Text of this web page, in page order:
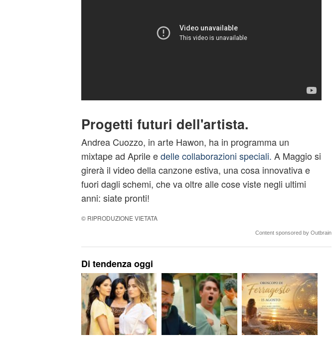
Progetti futuri dell'artista.
Andrea Cuozzo, in arte Hawon, ha in programma un
mixtape ad Aprile edelle collaborazioni speciali. A Maggio si
girerà il video della canzone estiva, una cosa innovativa e
fuori dagli schemi, che va oltre alle cose viste negli ultimi
anni: siate pronti!
© RIPRODUZIONE VIETATA
Content sponsored by Outbrain
Di tendenza oggi